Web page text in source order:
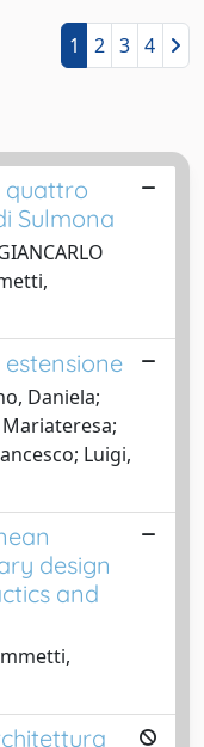
1 2 3 4
quattro
Sulmona
Daniela;
Luigi,
design
and